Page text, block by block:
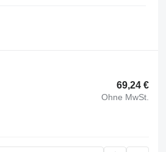
69,24 €
Ohne MwSt.